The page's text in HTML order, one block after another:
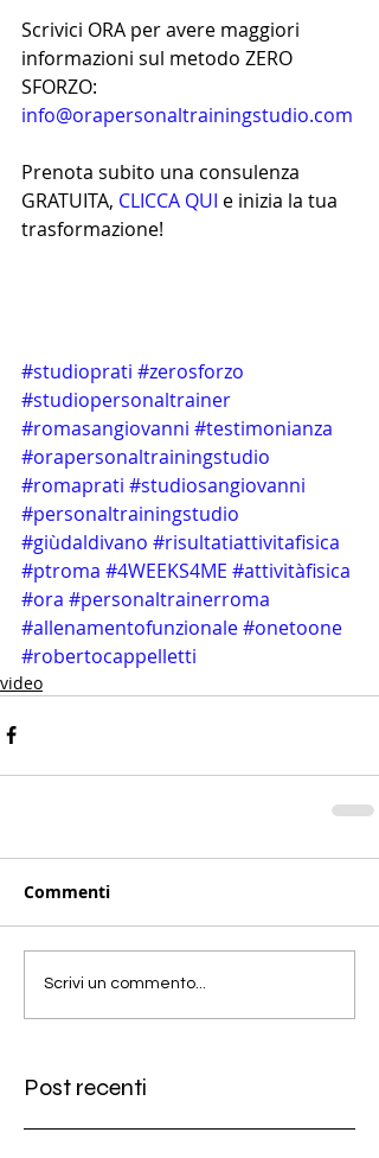
Scrivici ORA per avere maggiori
informazioni sul metodo ZERO
SFORZO:
info@orapersonaltrainingstudio.com
Prenota subito una consulenza
GRATUITA, CLICCA QUI e inizia la tua
trasformazione!
#studioprati #zerosforzo
#studiopersonaltrainer
#romasangiovanni #testimonianza
#orapersonaltrainingstudio
#romaprati #studiosangiovanni
#personaltrainingstudio
#giùdaldivano #risultatiattivitafisica
#ptroma #4WEEKS4ME #attivitàfisica
#ora #personaltrainerroma
#allenamentofunzionale#onetoone
#robertocappelletti
video
Commenti
Scrivi un commento...
Post recenti